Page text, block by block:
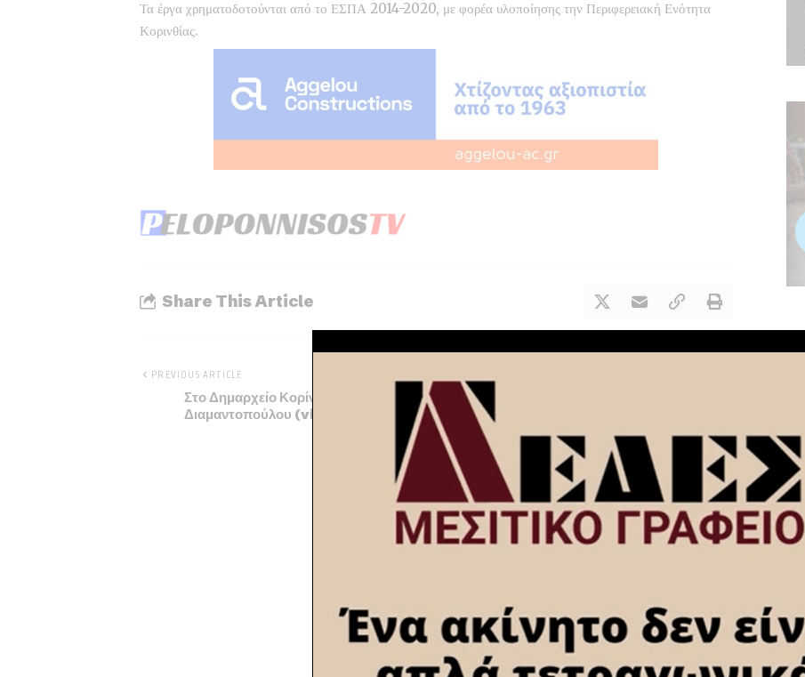
Τα έργα χρηματοδοτούνται από το ΕΣΠΑ 2014-2020, με φορέα υλοποίησης την Περιφερειακή Ενότητα
Κορινθίας.
Share This Article
PREVIOUS ARTICLE
Στο Δημαρχείο Κορίνθου η Άννα
Διαμαντοπούλου (video-φώτο)
Καθημερινότητας με παρεμβάσεις κάθε
μέρα αλλάζει την εικόνα του δήμου